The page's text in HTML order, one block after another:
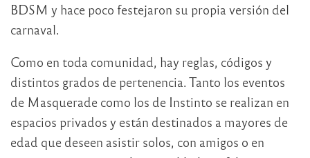
BDSM y hace poco festejaron su propia versión del
carnaval.
Como en toda comunidad, hay reglas, códigos y
distintos grados de pertenencia. Tanto los eventos
de Masquerade como los de Instinto se realizan en
espacios privados y están destinados a mayores de
edad que deseen asistir solos, con amigos o en